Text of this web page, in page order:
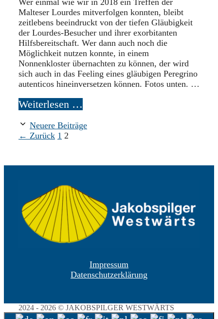
Malteser Lourdes mitverfolgen konnten, bleibt
zeitlebens beeindruckt von der tiefen Gläubigkeit
der Lourdes-Besucher und ihrer exorbitanten
Hilfsbereitschaft. Wer dann auch noch die
Möglichkeit nutzen konnte, in einem
Nonnenkloster übernachten zu können, der wird
sich auch in das Feeling eines gläubigen Peregrino
autenticos hineinversetzen können. Fotos unten. …
Weiterlesen …
Neuere Beiträge
← Zurück Seite
1 Seite
2
Impressum
Datenschutzerklärung
2024 - 2026 © JAKOBSPILGER WESTWÄRTS